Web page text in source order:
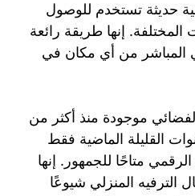
حديثة تستخدم للوصول
إنها طريقة رائعة
المباشر من أي مكان في
موجودة منذ أكثر من
القليلة الماضية فقط
متاحًا للجمهور. إنها
الترفيه المنزلي شيوعًا